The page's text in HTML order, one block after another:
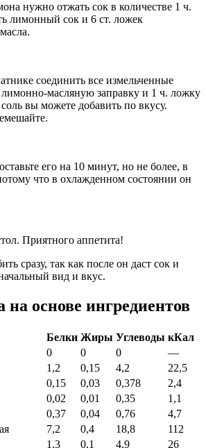
нужно отжать сок в количестве 1 ч.
лимонный сок и 6 ст. ложек
соединить все измельченные
масляную заправку и 1 ч. ложку
вы можете добавить по вкусу.
его на 10 минут, но не более, в
что в охлажденном состоянии он
Приятного аппетита!
сразу, так как после он даст сок и
вид и вкус.
на основе ингредиентов
Белки Жиры Углеводы кКал
0 0 0
—
1,2 0,15 4,2
22,5
0,15 0,03 0,378
2,4
0,02 0,01 0,35
1,1
0,37 0,04 0,76
4,7
7,2 0,4 18,8
112
1,3 0,1 4,9
26